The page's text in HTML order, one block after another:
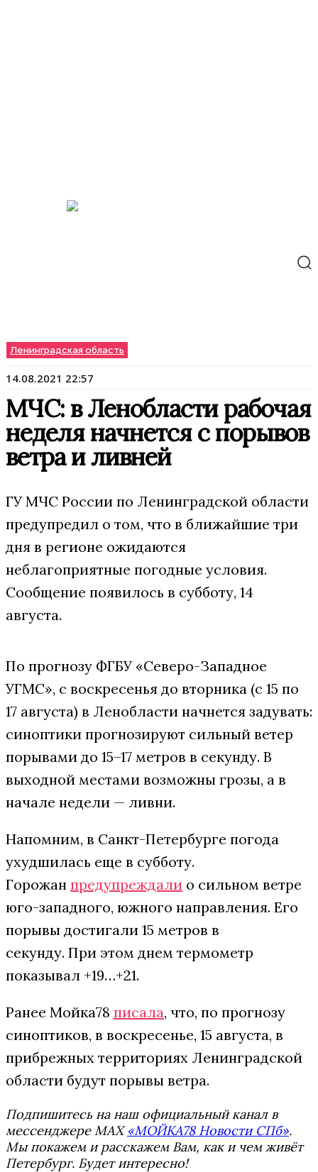
Ленинградская область
14.08.2021 22:57
МЧС: в Ленобласти рабочая
неделя начнется с порывов
ветра и ливней
ГУ МЧС России по Ленинградской области
предупредил о том, что в ближайшие три
дня в регионе ожидаются
неблагоприятные погодные условия.
Сообщение появилось в субботу, 14
августа.
По прогнозу ФГБУ «Северо-Западное
УГМС», с воскресенья до вторника (с 15 по
17 августа) в Ленобласти начнется задувать:
синоптики прогнозируют сильный ветер
порывами до 15–17 метров в секунду. В
выходной местами возможны грозы, а в
начале недели — ливни.
Напомним, в Санкт-Петербурге погода
ухудшилась еще в субботу.
Горожан предупреждали о сильном ветре
юго-западного, южного направления. Его
порывы достигали 15 метров в
секунду. При этом днем термометр
показывал +19…+21.
Ранее Мойка78 писала, что, по прогнозу
синоптиков, в воскресенье, 15 августа, в
прибрежных территориях Ленинградской
области будут порывы ветра.
Подпишитесь на наш официальный канал в
мессенджере MAX«МОЙКА78 Новости СПб».
Мы покажем и расскажем Вам, как и чем живёт
Петербург. Будет интересно!